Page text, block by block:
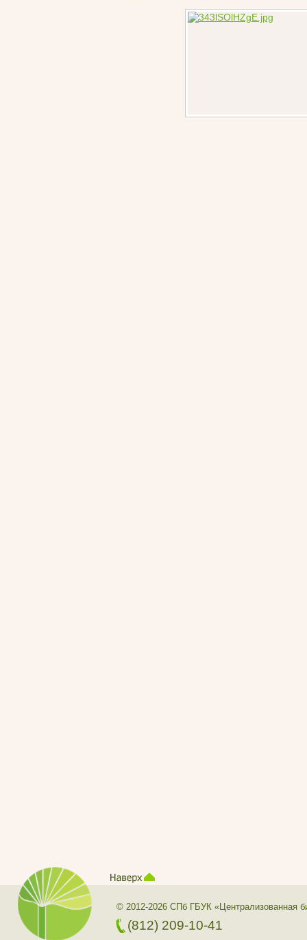
© 2012-2026 СПб ГБУК «Централизованная
(812) 209-10-41